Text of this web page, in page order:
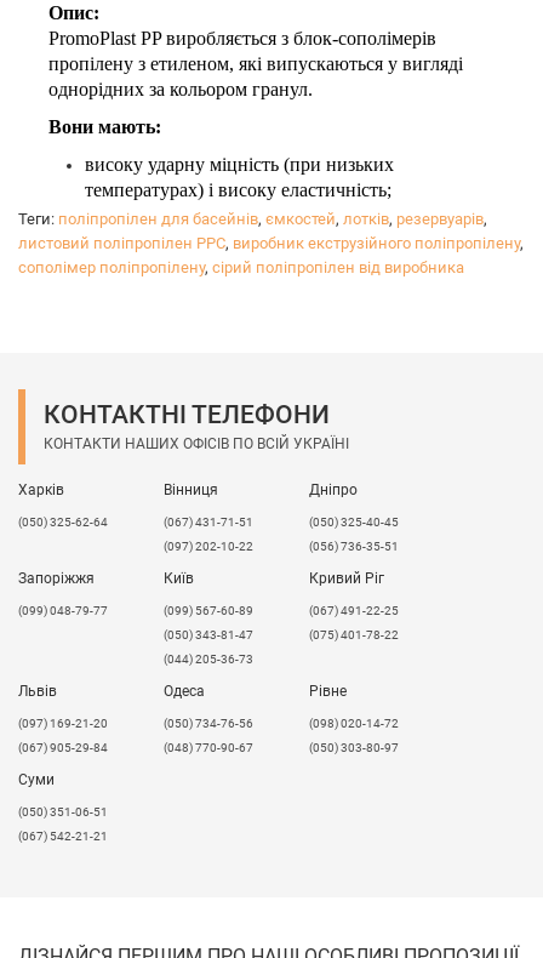
Опис:
PromoPlast PP виробляється з блок-сополімерів
пропілену з етиленом, які випускаються у вигляді
однорідних за кольором гранул.
Вони мають:
високу ударну міцність (при низьких
температурах) і високу еластичність;
підвищену довготривалу термічну стабільність;
стійкість до термоокислювального руйнування
під час виробництва і переробки поліпропілену,
В процесі виробництва дотримується контроль якості і
Теги: поліпропілен для басейнів, ємкостей, лотків, резервуарів,
листовий поліпропілен PPC, виробник екструзійного поліпропілену,
сополімер поліпропілену, сірий поліпропілен від виробника
КОНТАКТНІ ТЕЛЕФОНИ
КОНТАКТИ НАШИХ ОФІСІВ ПО ВСІЙ УКРАЇНІ
Харків
(050) 325-62-64
Вінниця
(067) 431-71-51
(097) 202-10-22
Дніпро
(050) 325-40-45
(056) 736-35-51
Запоріжжя
(099) 048-79-77
Київ
(099) 567-60-89
(050) 343-81-47
(044) 205-36-73
Кривий Ріг
(067) 491-22-25
(075) 401-78-22
Львів
​(097) 169-21-20
(067) 905-29-84
Одеса
(050) 734-76-56
(048) 770-90-67
Рівне
(098) 020-14-72
(050) 303-80-97
Суми
(050) 351-06-51
(067) 542-21-21